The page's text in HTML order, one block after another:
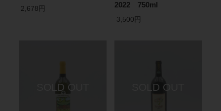
2,678円
2022 750ml
3,500円